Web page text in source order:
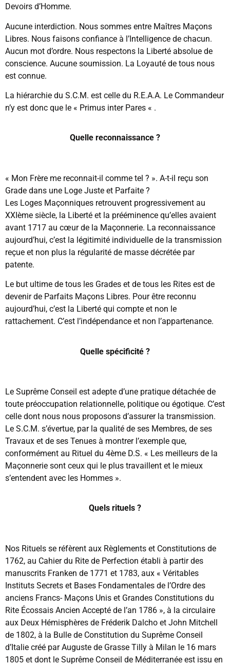
Devoirs d’Homme.
Aucune interdiction. Nous sommes entre Maîtres Maçons
Libres. Nous faisons confiance à l’Intelligence de chacun.
Aucun mot d’ordre. Nous respectons la Liberté absolue de
conscience. Aucune soumission. La Loyauté de tous nous
est connue.
La hiérarchie du S.C.M. est celle du R.E.A.A. Le Commandeur
n’y est donc que le « Primus inter Pares « .
Quelle reconnaissance ?
« Mon Frère me reconnait-il comme tel ? ». A-t-il reçu son
Grade dans une Loge Juste et Parfaite ?
Les Loges Maçonniques retrouvent progressivement au
XXIème siècle, la Liberté et la prééminence qu’elles avaient
avant 1717 au cœur de la Maçonnerie. La reconnaissance
aujourd’hui, c’est la légitimité individuelle de la transmission
reçue et non plus la régularité de masse décrétée par
patente.
Le but ultime de tous les Grades et de tous les Rites est de
devenir de Parfaits Maçons Libres. Pour être reconnu
aujourd’hui, c’est la Liberté qui compte et non le
rattachement. C’est l’indépendance et non l’appartenance.
Quelle spécificité ?
Le Suprême Conseil est adepte d’une pratique détachée de
toute préoccupation relationnelle, politique ou égotique. C’est
celle dont nous nous proposons d’assurer la transmission.
Le S.C.M. s’évertue, par la qualité de ses Membres, de ses
Travaux et de ses Tenues à montrer l’exemple que,
conformément au Rituel du 4ème D.S. « Les meilleurs de la
Maçonnerie sont ceux qui le plus travaillent et le mieux
s’entendent avec les Hommes ».
Quels rituels ?
Nos Rituels se réfèrent aux Règlements et Constitutions de
1762, au Cahier du Rite de Perfection établi à partir des
manuscrits Franken de 1771 et 1783, aux « Véritables
Instituts Secrets et Bases Fondamentales de l’Ordre des
anciens Francs- Maçons Unis et Grandes Constitutions du
Rite Écossais Ancien Accepté de l’an 1786 », à la circulaire
aux Deux Hémisphères de Fréderik Dalcho et John Mitchell
de 1802, à la Bulle de Constitution du Suprême Conseil
d’Italie créé par Auguste de Grasse Tilly à Milan le 16 mars
1805 et dont le Suprême Conseil de Méditerranée est issu en